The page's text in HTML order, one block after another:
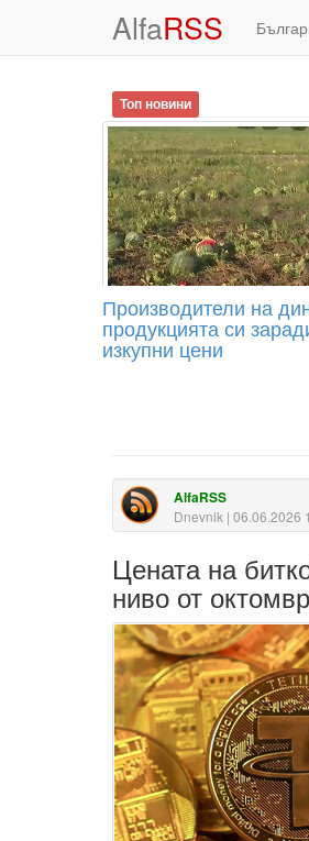
AlfaRSS
Топ новини
Производители на
продукцията си
изкупни цени
AlfaRSS
Dnevnik | 06.06.2026
Цената на
ниво от